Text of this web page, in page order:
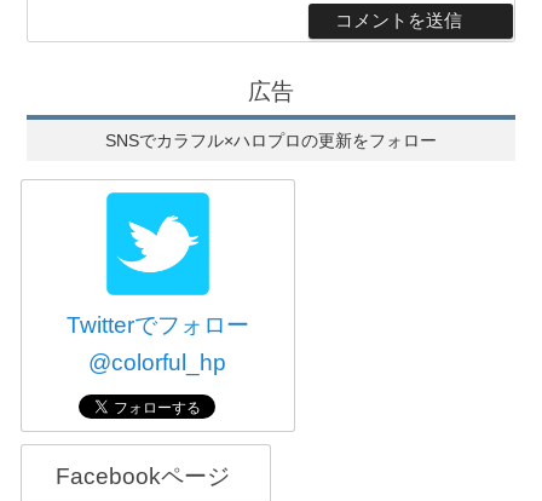
広告
SNSでカラフル×ハロプロの更新をフォロー
Twitterでフォロー
@colorful_hp
Facebookページ